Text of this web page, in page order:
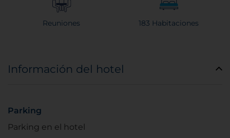
Reuniones 183 Habitaciones
Información del hotel
Parking
Parking en el hotel